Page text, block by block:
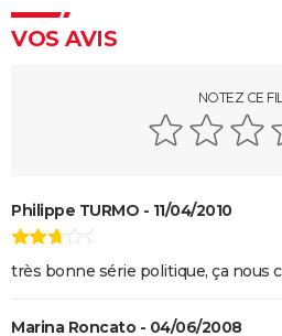
Second tour : date de sortie,
casting, intrigue, avis...
annonce, casting, avis...
Sans filtre : critiques,
Un triomphe
VOS AVIS
NOTEZ CE
Philippe TURMO - 11/04/2010
très bonne série politique, ça nous
Marina Roncato - 04/06/2008